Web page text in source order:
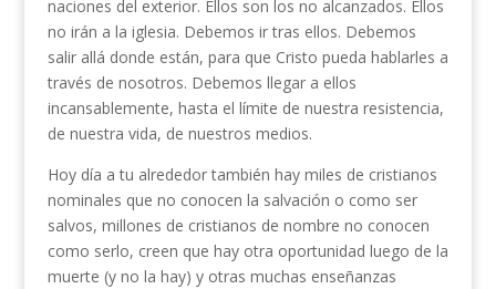
naciones del exterior. Ellos son los no alcanzados. Ellos
no irán a la iglesia. Debemos ir tras ellos. Debemos
salir allá donde están, para que Cristo pueda hablarles a
través de nosotros. Debemos llegar a ellos
incansablemente, hasta el límite de nuestra resistencia,
de nuestra vida, de nuestros medios.
Hoy día a tu alrededor también hay miles de cristianos
nominales que no conocen la salvación o como ser
salvos, millones de cristianos de nombre no conocen
como serlo, creen que hay otra oportunidad luego de la
muerte (y no la hay) y otras muchas enseñanzas